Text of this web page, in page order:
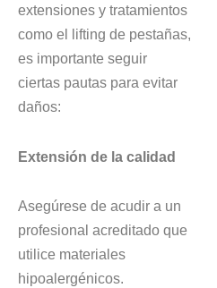
extensiones y tratamientos
como el lifting de pestañas,
es importante seguir
ciertas pautas para evitar
daños:
Extensión de la calidad
Asegúrese de acudir a un
profesional acreditado que
utilice materiales
hipoalergénicos.